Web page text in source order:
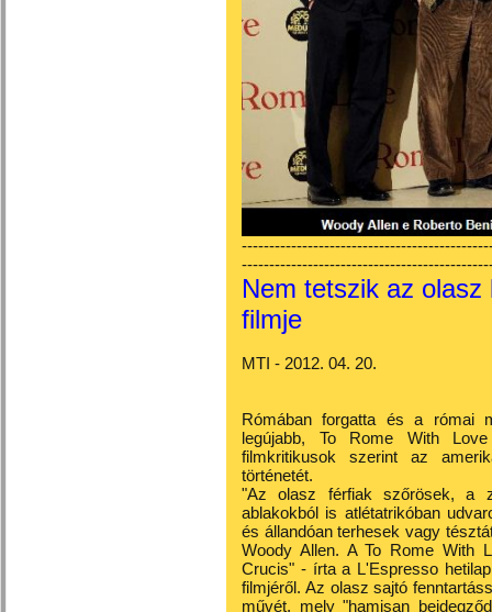
Nem tetszik az
filmje
MTI - 2012. 04. 20.
Rómában forgatta és a római
legújabb, To Rome With
filmkritikusok szerint az
történetét.
"Az olasz férfiak szőrösek, a
ablakokból is atlétatrikóban
és állandóan terhesek vagy
Woody Allen. A To Rome With
Crucis" - írta a L'Espresso
filmjéről. Az olasz sajtó
művét, mely "hamisan